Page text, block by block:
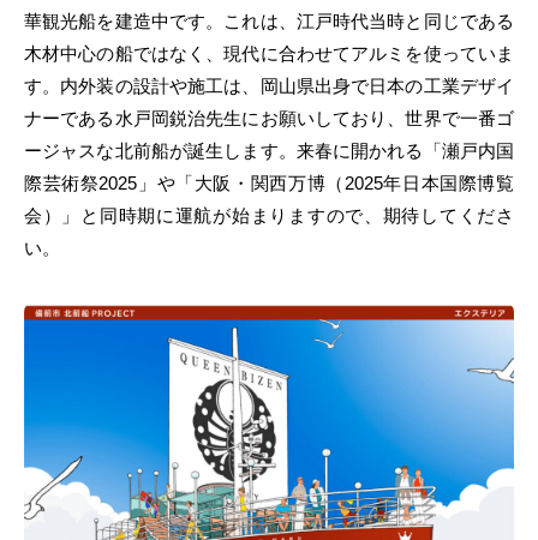
華観光船を建造中です。これは、江戸時代当時と同じである
木材中心の船ではなく、現代に合わせてアルミを使っていま
す。内外装の設計や施工は、岡山県出身で日本の工業デザイ
ナーである水戸岡鋭治先生にお願いしており、世界で一番ゴ
ージャスな北前船が誕生します。来春に開かれる「瀬戸内国
際芸術祭2025」や「大阪・関西万博（2025年日本国際博覧
会）」と同時期に運航が始まりますので、期待してくださ
い。